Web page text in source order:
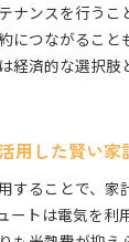
ナンスを行うこ
につながること
経済的な選択
用した賢い家
することで、家
ートは電気を利